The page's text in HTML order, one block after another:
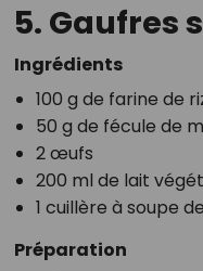
5. Gaufres
Ingrédients
100 g de farine de
50 g de fécule de
2 œufs
200 ml de lait
1 cuillère à soupe
Préparation